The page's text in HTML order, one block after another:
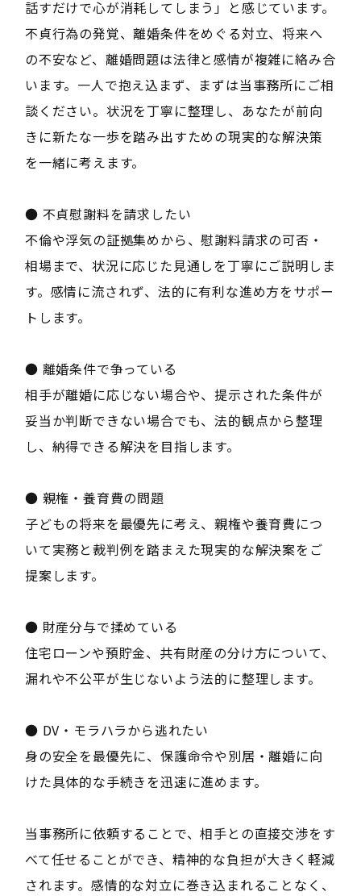
話すだけで心が消耗してしまう」と感じています。
不貞行為の発覚、離婚条件をめぐる対立、将来へ
の不安など、離婚問題は法律と感情が複雑に絡み合
います。一人で抱え込まず、まずは当事務所にご相
談ください。状況を丁寧に整理し、あなたが前向
きに新たな一歩を踏み出すための現実的な解決策
を一緒に考えます。
● 不貞慰謝料を請求したい
不倫や浮気の証拠集めから、慰謝料請求の可否・
相場まで、状況に応じた見通しを丁寧にご説明しま
す。感情に流されず、法的に有利な進め方をサポー
トします。
● 離婚条件で争っている
相手が離婚に応じない場合や、提示された条件が
妥当か判断できない場合でも、法的観点から整理
し、納得できる解決を目指します。
● 親権・養育費の問題
子どもの将来を最優先に考え、親権や養育費につ
いて実務と裁判例を踏まえた現実的な解決案をご
提案します。
● 財産分与で揉めている
住宅ローンや預貯金、共有財産の分け方について、
漏れや不公平が生じないよう法的に整理します。
● DV・モラハラから逃れたい
身の安全を最優先に、保護命令や別居・離婚に向
けた具体的な手続きを迅速に進めます。
当事務所に依頼することで、相手との直接交渉をす
べて任せることができ、精神的な負担が大きく軽減
されます。感情的な対立に巻き込まれることなく、